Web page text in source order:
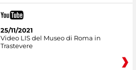
25/11/2021
Video LIS del Museo di Roma in
Trastevere